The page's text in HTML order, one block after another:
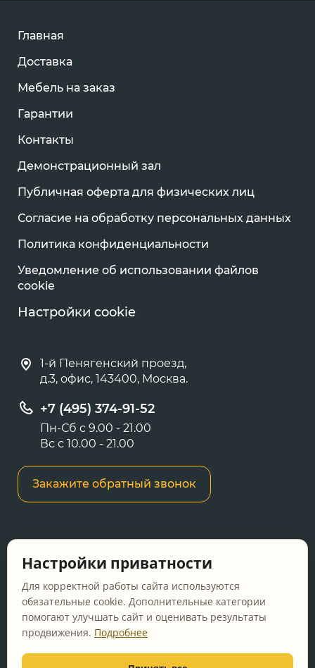
Главная
Доставка
Мебель на заказ
Гарантии
Контакты
Демонстрационный зал
Публичная оферта для физических лиц
Согласие на обработку персональных данных
Политика конфиденциальности
Уведомление об использовании файлов
cookie
Настройки cookie
1-й Пенягенский проезд,
д.3, офис, 143400, Москва.
+7 (495) 374-91-52
Пн-Сб с 9.00 - 21.00
Вс с 10.00 - 21.00
Закажите обратный звонок
сайте носит информационный характер и не
является публичной офертой, определяемой
положениями Статьи 437 ГК РФ.
Перед оформлением заказа уточняйте
актуальную цену у менеджера по телефону.
Настройки приватности
Для корректной работы сайта используются
обязательные cookie. Дополнительные категории
помогают улучшать сайт и оценивать результаты
продвижения. Подробнее